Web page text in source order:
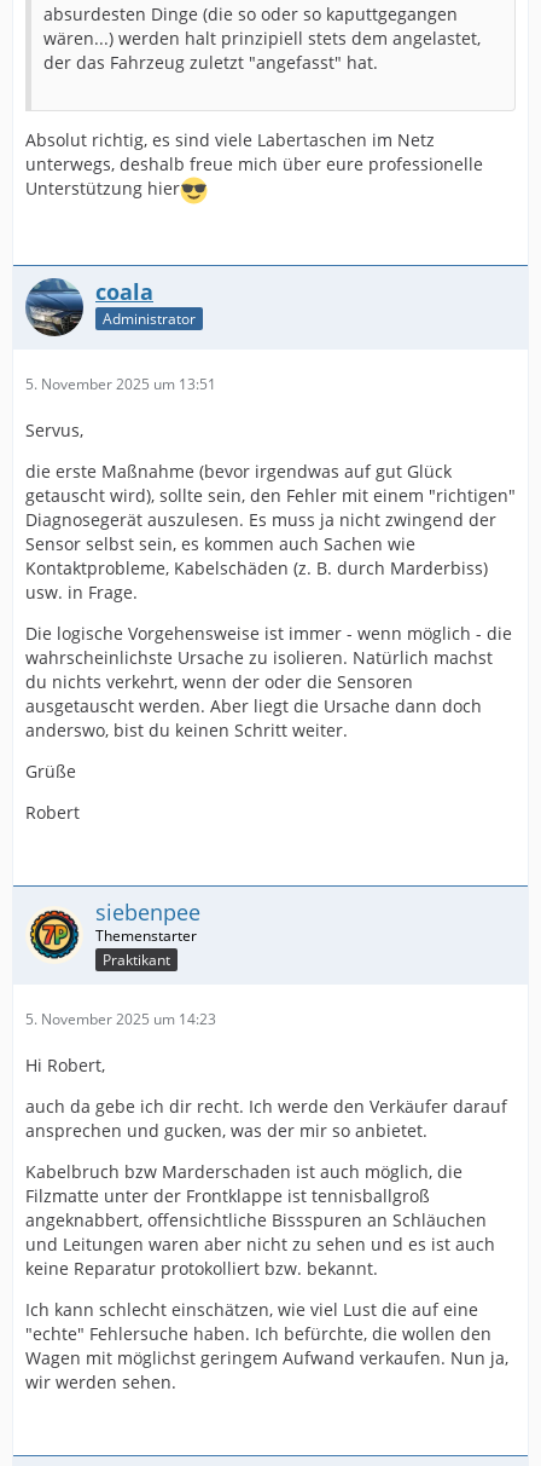
absurdesten Dinge (die so oder so kaputtgegangen
wären...) werden halt prinzipiell stets dem angelastet,
der das Fahrzeug zuletzt "angefasst" hat.
Absolut richtig, es sind viele Labertaschen im Netz
unterwegs, deshalb freue mich über eure professionelle
Unterstützung hier
coala
Administrator
5. November 2025 um 13:51
Servus,
die erste Maßnahme (bevor irgendwas auf gut Glück
getauscht wird), sollte sein, den Fehler mit einem "richtigen"
Diagnosegerät auszulesen. Es muss ja nicht zwingend der
Sensor selbst sein, es kommen auch Sachen wie
Kontaktprobleme, Kabelschäden (z. B. durch Marderbiss)
usw. in Frage.
Die logische Vorgehensweise ist immer - wenn möglich - die
wahrscheinlichste Ursache zu isolieren. Natürlich machst
du nichts verkehrt, wenn der oder die Sensoren
ausgetauscht werden. Aber liegt die Ursache dann doch
anderswo, bist du keinen Schritt weiter.
Grüße
Robert
siebenpee
Praktikant
5. November 2025 um 14:23
Hi Robert,
auch da gebe ich dir recht. Ich werde den Verkäufer darauf
ansprechen und gucken, was der mir so anbietet.
Kabelbruch bzw Marderschaden ist auch möglich, die
Filzmatte unter der Frontklappe ist tennisballgroß
angeknabbert, offensichtliche Bissspuren an Schläuchen
und Leitungen waren aber nicht zu sehen und es ist auch
keine Reparatur protokolliert bzw. bekannt.
Ich kann schlecht einschätzen, wie viel Lust die auf eine
"echte" Fehlersuche haben. Ich befürchte, die wollen den
Wagen mit möglichst geringem Aufwand verkaufen. Nun ja,
wir werden sehen.